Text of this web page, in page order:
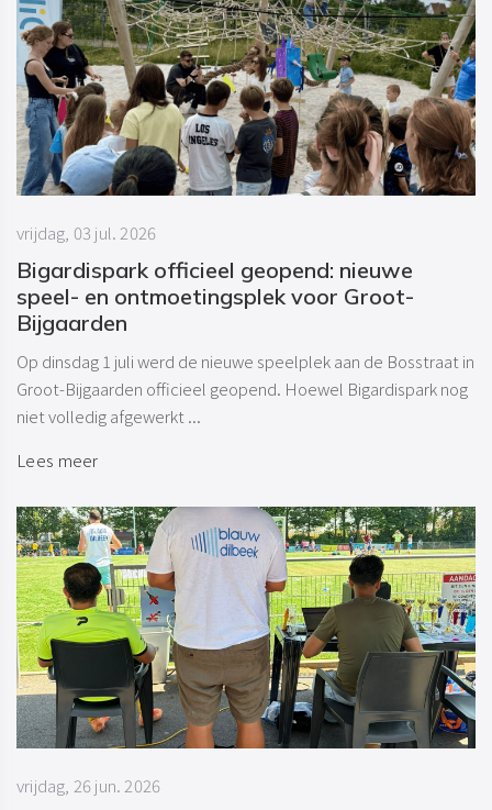
Bigardispark officieel geopend: nieuwe
speel- en ontmoetingsplek voor Groot-
Bijgaarden
vrijdag, 03 jul. 2026
Op dinsdag 1 juli werd de nieuwe speelplek aan de Bosstraat in
Groot-Bijgaarden officieel geopend. Hoewel Bigardispark nog
niet volledig afgewerkt ...
Lees meer
vrijdag, 26 jun. 2026